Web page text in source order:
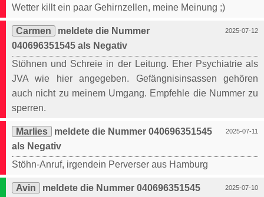
Wetter killt ein paar Gehirnzellen, meine Meinung ;)
2025-07-12
Carmen
meldete die Nummer
040696351545 als Negativ
Stöhnen und Schreie in der Leitung. Eher Psychiatrie als
JVA wie hier angegeben. Gefängnisinsassen gehören
auch nicht zu meinem Umgang. Empfehle die Nummer zu
sperren.
2025-07-11
Marlies
meldete die Nummer 040696351545
als Negativ
Stöhn-Anruf, irgendein Perverser aus Hamburg
2025-07-10
Avin
meldete die Nummer 040696351545